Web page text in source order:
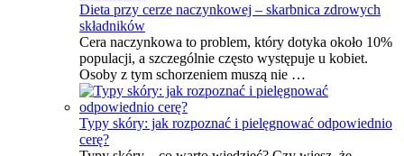
Dieta przy cerze naczynkowej – skarbnica zdrowych
składników
Cera naczynkowa to problem, który dotyka około 10%
populacji, a szczególnie często występuje u kobiet.
Osoby z tym schorzeniem muszą nie …
Typy skóry: jak rozpoznać i pielęgnować odpowiednio
cerę?